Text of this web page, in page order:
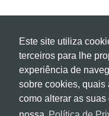
Este site utiliza
terceiros para lhe
experiência de
sobre cookies,
como alterar as